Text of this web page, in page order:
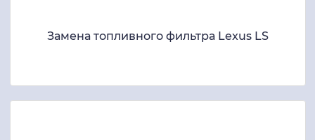
Замена топливного фильтра Lexus LS